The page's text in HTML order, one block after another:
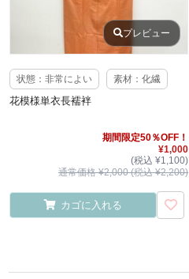
プレビュー
状態：非常によい 素材：化繊
花模様単衣長襦袢
期間限定50％OFF！
¥1,000
(税込 ¥1,100)
通常価格 ¥2,000 (税込 ¥2,200)
カゴに入れる